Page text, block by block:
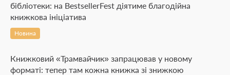
бібліотеки: на BestsellerFest діятиме благодійна
книжкова ініціатива
Новина
Книжковий «Трамвайчик» запрацював у новому
форматі: тепер там кожна книжка зі знижкою